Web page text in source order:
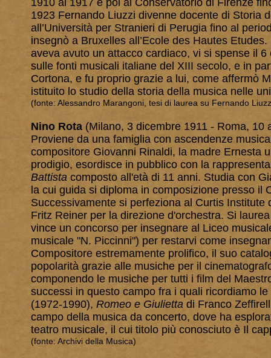
1910 al 1917 e poi al Conservatorio di Firenze
1923 Fernando Liuzzi divenne docente di Storia
all’Università per Stranieri di Perugia fino al
insegnò a Bruxelles all’Ecole des Hautes
aveva avuto un attacco cardiaco, vi si spense il
sulle fonti musicali italiane del XIII secolo, e in
Cortona, e fu proprio grazie a lui, come affermò
istituito lo studio della storia della musica nelle
(fonte: Alessandro Marangoni, tesi di laurea su Fernando
Nino Rota (Milano, 3 dicembre 1911 - Roma, 10
Proviene da una famiglia con ascendenze
compositore Giovanni Rinaldi, la madre Ernesta
prodigio, esordisce in pubblico con la
Battista composto all'età di 11 anni. Studia con
la cui guida si diploma in composizione presso
Successivamente si perfeziona al Curtis
Fritz Reiner per la direzione d'orchestra. Si
vince un concorso per insegnare al Liceo
musicale "N. Piccinni") per restarvi come
Compositore estremamente prolifico, il suo
popolarità grazie alle musiche per il
componendo le musiche per tutti i film del
successi in questo campo fra i quali ricordiamo
(1972-1990), Romeo e Giulietta di Franco
campo della musica da concerto, dove ha
teatro musicale, il cui titolo più conosciuto è Il
(fonte: Archivi della Musica)